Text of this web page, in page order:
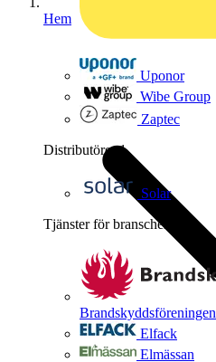
Uponor
Wibe Group
Zaptec
Distributörer 1
Solar
Tjänster för branschen
Brandskyddsföreningen
Elfack
Elmässan
Hem